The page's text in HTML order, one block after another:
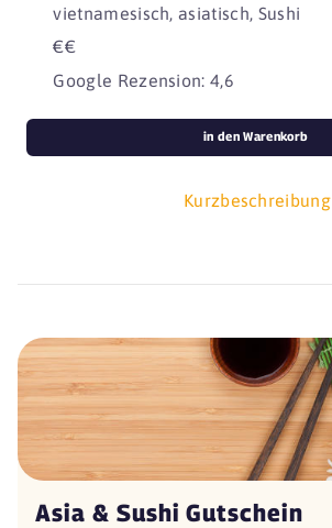
vietnamesisch, asiatisch, Sushi
€€
Google Rezension: 4,6
Kurzbeschreibung
in den Warenkorb
Asia & Sushi Gutschein